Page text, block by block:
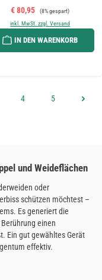
Verkaufspreis:
€ 80,95 Regulärer Preis:
(8% gespart)
inkl. MwSt. zzgl. Versand
IN DEN WARENKORB
Seite
4 Seite
5
und Weideflächen
oder
schützen möchtest –
Es generiert die
einen
Ein gut gewähltes Gerät
effektiv.